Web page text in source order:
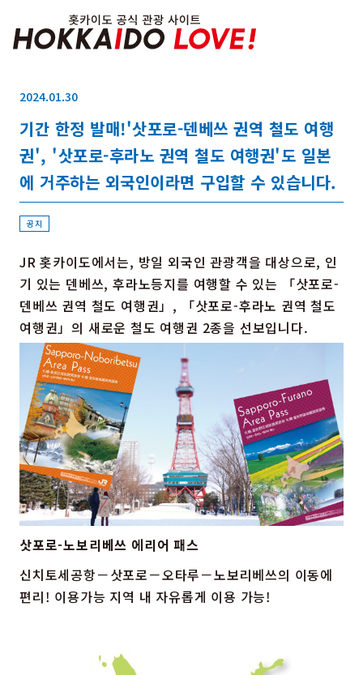
특집
온천
이벤트
추천코스
지역 가이드
음식문화
교통
홋카이도 둘러보기
여행 테마로 검색
빗속에서 만끽
7개의 국립공원
절경을 만나는 여행
기초지식
즐겨찾기
Face
book
Insta
gram
YouT
ube
Insta
gram
Face
book
포토갤러리
영상갤러리
팸플릿
이용 규약
링크
기간 한정 발매!'삿포로-덴베쓰 권역 철도 여행
권', '삿포로-후라노 권역 철도 여행권'도 일본
에 거주하는 외국인이라면 구입할 수 있습니다.
2024.01.30
공지
JR 홋카이도에서는, 방일 외국인 관광객을 대상으로, 인
기 있는 덴베쓰, 후라노등지를 여행할 수 있는 「삿포로-
덴베쓰 권역 철도 여행권」, 「삿포로-후라노 권역 철도
여행권」의 새로운 철도 여행권 2종을 선보입니다.
삿포로-노보리베쓰 에리어 패스
신치토세공항－삿포로－오타루－노보리베쓰의 이동에
편리! 이용가능 지역 내 자유롭게 이용 가능!